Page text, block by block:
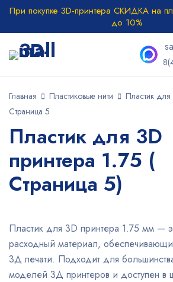
При покупке 3D-принтера СКИДКА на
до 10%
Главная Пластиковые нити
Пластик для
Страница 5
Пластик для 3D
принтера 1.75 (
Страница 5)
Пластик для 3D принтера 1.75 мм —
расходный материал,
3Д печати. Подходит для
моделей 3Д принтеров и доступен в